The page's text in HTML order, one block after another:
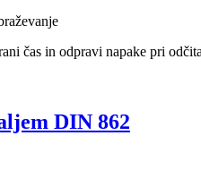
čas in odpravi napake pri
DIN 862